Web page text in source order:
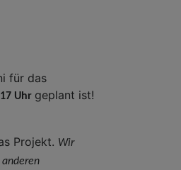
für das
Uhr geplant ist!
Projekt. Wir
anderen